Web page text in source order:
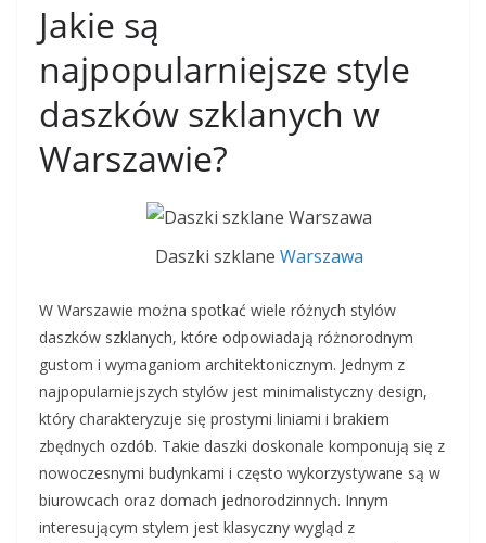
Jakie są
najpopularniejsze style
daszków szklanych w
Warszawie?
Daszki szklane Warszawa
W Warszawie można spotkać wiele różnych stylów
daszków szklanych, które odpowiadają różnorodnym
gustom i wymaganiom architektonicznym. Jednym z
najpopularniejszych stylów jest minimalistyczny design,
który charakteryzuje się prostymi liniami i brakiem
zbędnych ozdób. Takie daszki doskonale komponują się z
nowoczesnymi budynkami i często wykorzystywane są w
biurowcach oraz domach jednorodzinnych. Innym
interesującym stylem jest klasyczny wygląd z